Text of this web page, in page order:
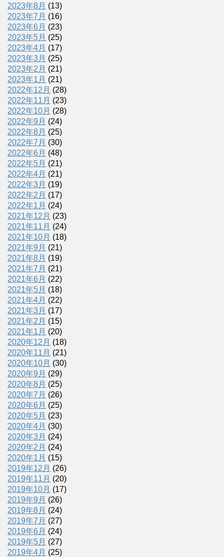
2023年8月 (13)
2023年7月 (16)
2023年6月 (23)
2023年5月 (25)
2023年4月 (17)
2023年3月 (25)
2023年2月 (21)
2023年1月 (21)
2022年12月 (28)
2022年11月 (23)
2022年10月 (28)
2022年9月 (24)
2022年8月 (25)
2022年7月 (30)
2022年6月 (48)
2022年5月 (21)
2022年4月 (21)
2022年3月 (19)
2022年2月 (17)
2022年1月 (24)
2021年12月 (23)
2021年11月 (24)
2021年10月 (18)
2021年9月 (21)
2021年8月 (19)
2021年7月 (21)
2021年6月 (22)
2021年5月 (18)
2021年4月 (22)
2021年3月 (17)
2021年2月 (15)
2021年1月 (20)
2020年12月 (18)
2020年11月 (21)
2020年10月 (30)
2020年9月 (29)
2020年8月 (25)
2020年7月 (26)
2020年6月 (25)
2020年5月 (23)
2020年4月 (30)
2020年3月 (24)
2020年2月 (24)
2020年1月 (15)
2019年12月 (26)
2019年11月 (20)
2019年10月 (17)
2019年9月 (26)
2019年8月 (24)
2019年7月 (27)
2019年6月 (24)
2019年5月 (27)
2019年4月 (25)